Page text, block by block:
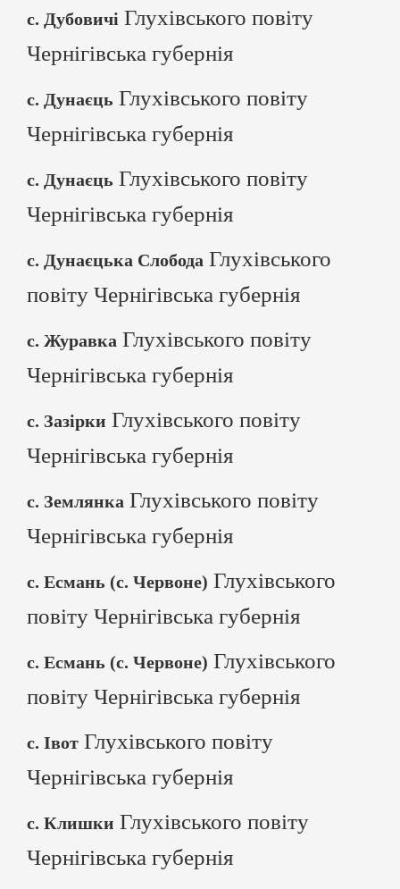
с. Дубовичі Глухівського повіту
Чернігівська губернія
с. Дунаєць Глухівського повіту
Чернігівська губернія
с. Дунаєць Глухівського повіту
Чернігівська губернія
с. Дунаєцька Слобода Глухівського
повіту Чернігівська губернія
с. Журавка Глухівського повіту
Чернігівська губернія
с. Зазірки Глухівського повіту
Чернігівська губернія
с. Землянка Глухівського повіту
Чернігівська губернія
с. Есмань (с. Червоне) Глухівського
повіту Чернігівська губернія
с. Есмань (с. Червоне) Глухівського
повіту Чернігівська губернія
с. Івот Глухівського повіту
Чернігівська губернія
с. Клишки Глухівського повіту
Чернігівська губернія